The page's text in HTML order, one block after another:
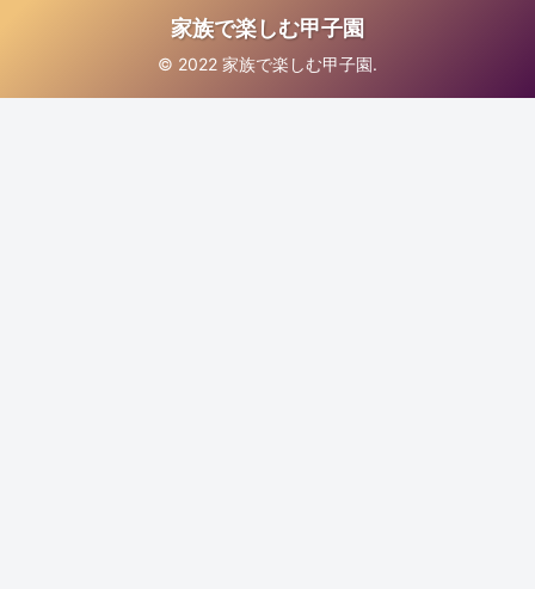
家族で楽しむ甲子園
© 2022 家族で楽しむ甲子園.